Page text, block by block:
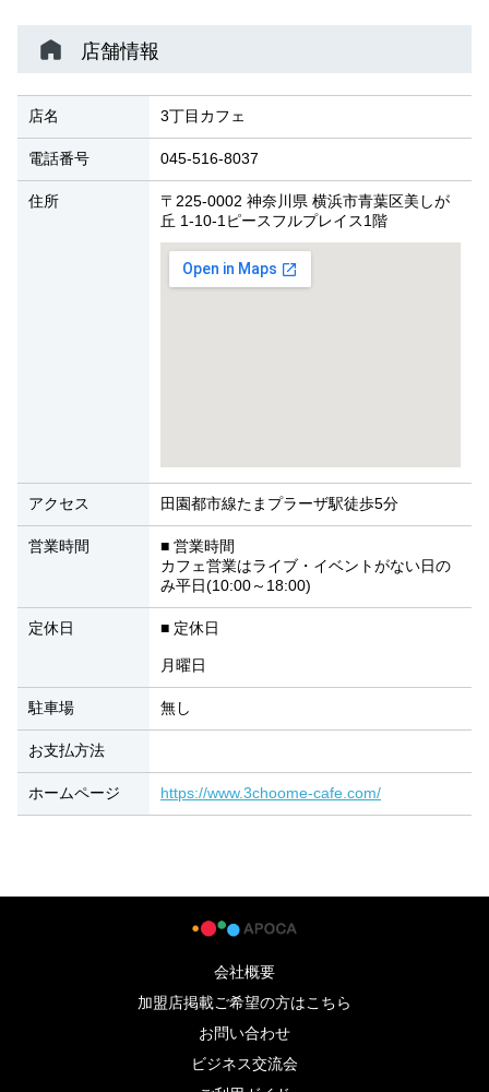
店舗情報
店名 3丁目カフェ
電話番号 045-516-8037
住所
〒225-0002 神奈川県 横浜市青葉区美しが
丘 1-10-1ピースフルプレイス1階
アクセス 田園都市線たまプラーザ駅徒歩5分
営業時間
■ 営業時間
カフェ営業はライブ・イベントがない日の
み平日(10:00～18:00)
定休日 ■ 定休日
月曜日
駐車場 無し
お支払方法
ホームページ https://www.3choome-cafe.com/
会社概要
加盟店掲載ご希望の方はこちら
お問い合わせ
ビジネス交流会